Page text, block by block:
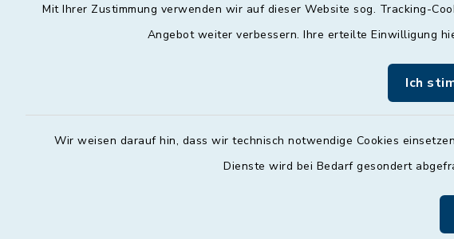
Mit Ihrer Zustimmung verwenden wir auf dieser Website sog. Tracking-
Angebot weiter verbessern. Ihre erteilte Einwilligung
Ich
Wir weisen darauf hin, dass wir technisch notwendige Cookies
Dienste wird bei Bedarf gesondert